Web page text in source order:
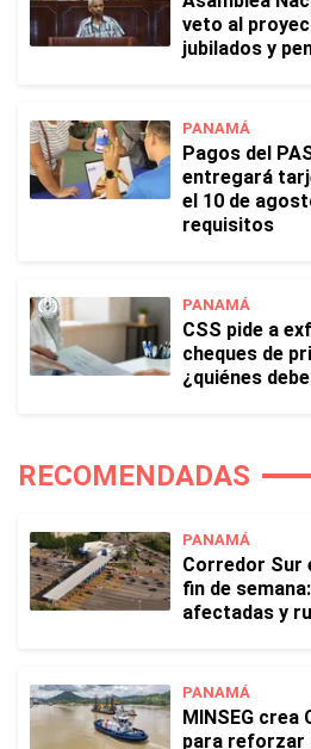
veto al
jubilados y
PANAMÁ
Pagos del
entregará
el 10 de
requisitos
PANAMÁ
CSS pide a
cheques de
¿quiénes
RECOMENDADAS
PANAMÁ
Corredor Sur
fin de
afectadas y
PANAMÁ
MINSEG crea
para reforzar